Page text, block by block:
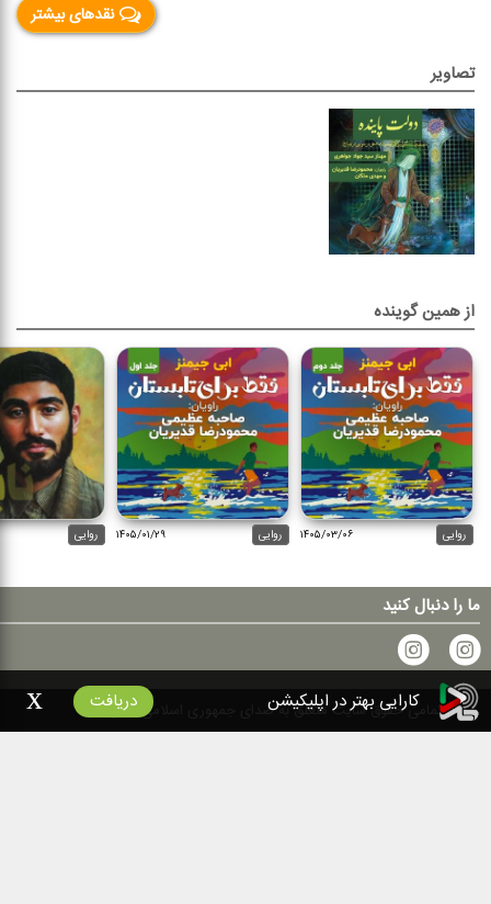
نقدهای بیشتر
تصاویر
از همین گوینده
روایی ۱۴۰۵/۰۳/۰۶ روایی ۱۴۰۵/۰۱/۲۹ روایی
ما را دنبال کنید
۱۴۰۰ تمامی حقوق سایت متعلق به صدای جمهوری اسلامی ایران است
کارایی بهتر در اپلیکیشن دریافت x